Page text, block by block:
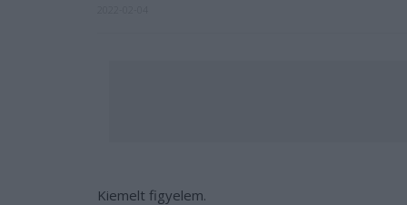
Kiemelt figyelem.